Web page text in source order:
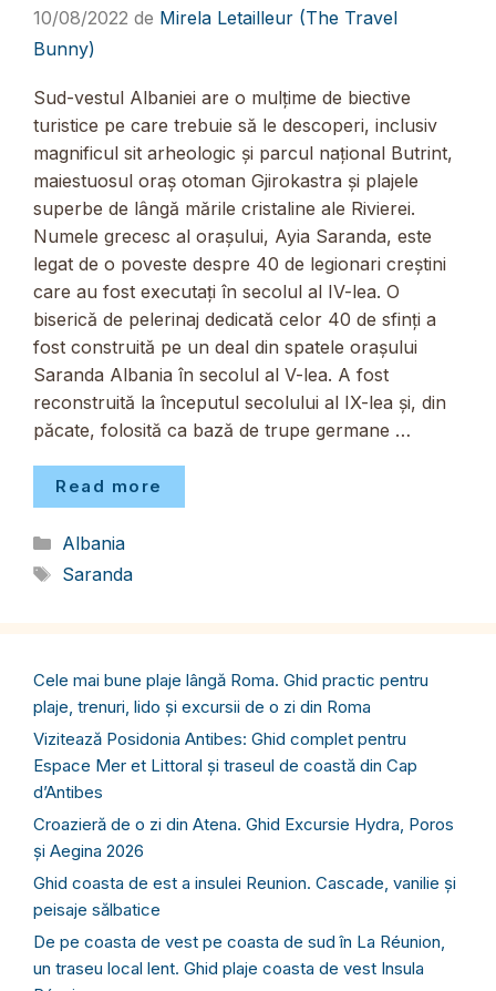
10/08/2022 de Mirela Letailleur (The Travel
Bunny)
Sud-vestul Albaniei are o mulțime de biective
turistice pe care trebuie să le descoperi, inclusiv
magnificul sit arheologic și parcul național Butrint,
maiestuosul oraș otoman Gjirokastra și plajele
superbe de lângă mările cristaline ale Rivierei.
Numele grecesc al orașului, Ayia Saranda, este
legat de o poveste despre 40 de legionari creștini
care au fost executați în secolul al IV-lea. O
biserică de pelerinaj dedicată celor 40 de sfinți a
fost construită pe un deal din spatele orașului
Saranda Albania în secolul al V-lea. A fost
reconstruită la începutul secolului al IX-lea și, din
păcate, folosită ca bază de trupe germane …
Read more
Categorii
Albania
Etichete
Saranda
Cele mai bune plaje lângă Roma. Ghid practic pentru
plaje, trenuri, lido și excursii de o zi din Roma
Vizitează Posidonia Antibes: Ghid complet pentru
Espace Mer et Littoral și traseul de coastă din Cap
d’Antibes
Croazieră de o zi din Atena. Ghid Excursie Hydra, Poros
și Aegina 2026
Ghid coasta de est a insulei Reunion. Cascade, vanilie și
peisaje sălbatice
De pe coasta de vest pe coasta de sud în La Réunion,
un traseu local lent. Ghid plaje coasta de vest Insula